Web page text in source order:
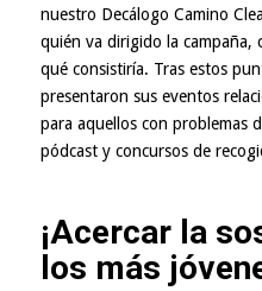
nuestro Decálogo Camino
quién va dirigido la campaña,
qué consistiría. Tras estos
presentaron sus eventos
para aquellos con problemas
pódcast y concursos de
¡Acercar la
los más